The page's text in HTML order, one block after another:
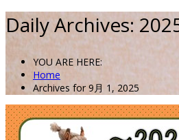
Daily Archives:
YOU ARE HERE:
Home
Archives for 9月 1, 2025